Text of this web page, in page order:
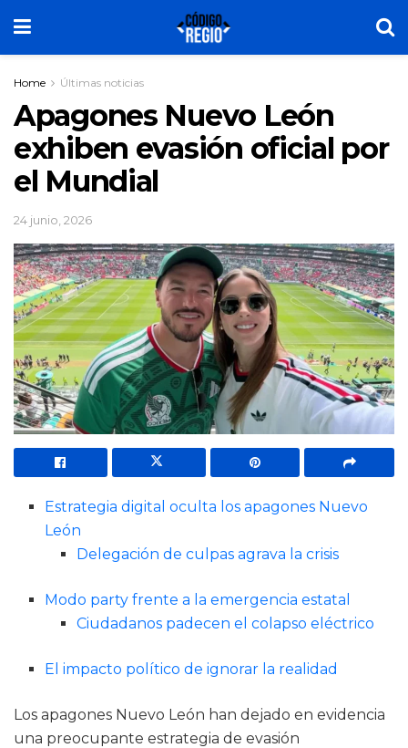
Home Últimas noticias
Apagones Nuevo León
exhiben evasión oficial por
el Mundial
24 junio, 2026
Estrategia digital oculta los apagones Nuevo
León
Delegación de culpas agrava la crisis
Modo party frente a la emergencia estatal
Ciudadanos padecen el colapso eléctrico
El impacto político de ignorar la realidad
Los apagones Nuevo León han dejado en evidencia
una preocupante estrategia de evasión